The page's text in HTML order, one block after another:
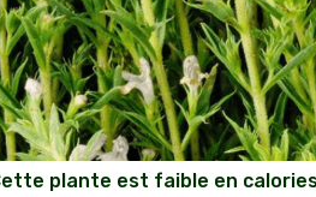
plante est faible en